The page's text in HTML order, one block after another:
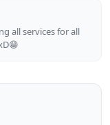
all services for all